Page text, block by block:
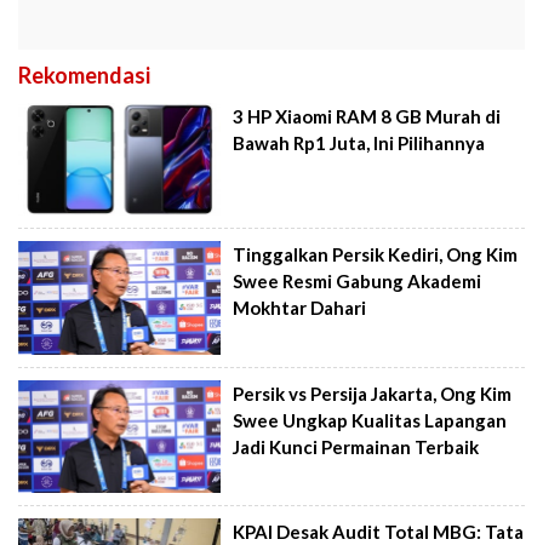
Rekomendasi
3 HP Xiaomi RAM 8 GB Murah di
Bawah Rp1 Juta, Ini Pilihannya
Tinggalkan Persik Kediri, Ong Kim
Swee Resmi Gabung Akademi
Mokhtar Dahari
Persik vs Persija Jakarta, Ong Kim
Swee Ungkap Kualitas Lapangan
Jadi Kunci Permainan Terbaik
KPAI Desak Audit Total MBG: Tata